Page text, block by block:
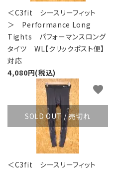
＜C3fit シースリーフィット
＞ Performance Long
Tights パフォーマンスロング
タイツ WL【クリックポスト便】
対応
4,080円(税込)
SOLD OUT / 売切れ
＜C3fit シースリーフィット
favorite